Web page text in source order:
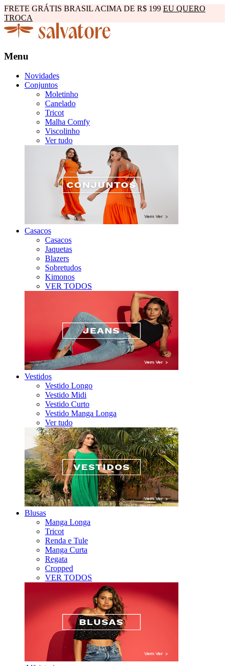
FRETE GRÁTIS BRASIL ACIMA DE R$ 199 EU QUERO
TROCA
Menu
Novidades
Conjuntos
Moletinho
Canelado
Tricot
Malha Comfy
Viscolinho
Ver tudo
Casacos
Casacos
Jaquetas
Blazers
Sobretudos
Kimonos
VER TODOS
Vestidos
Vestido Longo
Vestido Midi
Vestido Curto
Vestido Manga Longa
Ver tudo
Blusas
Manga Longa
Tricot
Renda e Tule
Manga Curta
Regata
Cropped
VER TODOS